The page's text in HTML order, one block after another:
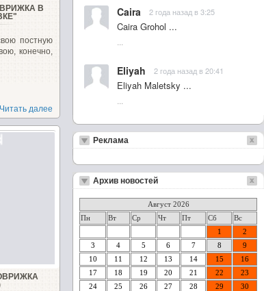
В
постную
конечно,
Читать далее
Caira 2 года назад в 3:25
Caira Grohol ...
Eliyah 2 года назад в 20:41
Eliyah Maletsky ...
Реклама
Архив новостей
Август 2026
Пн
Вт Ср Чт Пт Сб
Вс
1
2
3
4 5 6 7 8
9
10
11 12 13 14 15
16
17
18 19 20 21 22
23
24
25 26 27 28 29
30